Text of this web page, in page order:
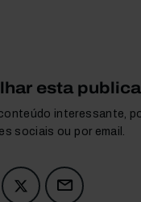
esta
interessante,
sociais ou por email.